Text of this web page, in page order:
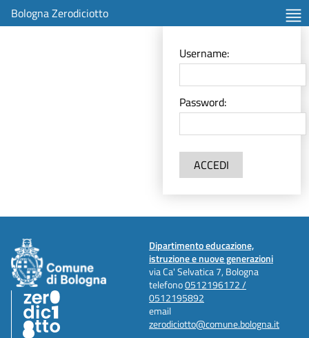
Bologna Zerodiciotto
Username:
Password:
ACCEDI
Dipartimento educazione,
istruzione e nuove generazioni
via Ca' Selvatica 7, Bologna
telefono0512196172 /
0512195892
email
zerodiciotto@comune.bologna.it